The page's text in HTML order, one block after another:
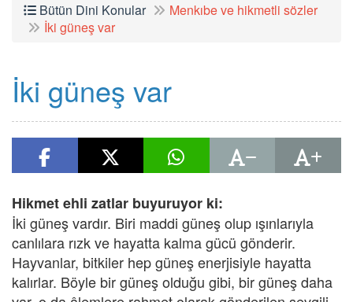
Bütün Dini Konular
Menkıbe ve hikmetli sözler
İki güneş var
İki güneş var
Hikmet ehli zatlar buyuruyor ki:
İki güneş vardır. Biri maddi güneş olup ışınlarıyla
canlılara rızk ve hayatta kalma gücü gönderir.
Hayvanlar, bitkiler hep güneş enerjisiyle hayatta
kalırlar. Böyle bir güneş olduğu gibi, bir güneş daha